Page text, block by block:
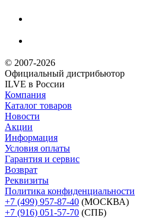
© 2007-2026
Официальный дистрибьютoр
ILVE в России
Компания
Каталог товаров
Новости
Акции
Информация
Условия оплаты
Гарантия и сервис
Возврат
Реквизиты
Политика конфиденциальности
+7 (499) 957-87-40 (МОСКВА)
+7 (916) 051-57-70 (СПБ)